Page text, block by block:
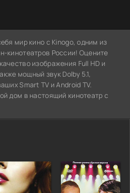
мир кино с Kinogo, одним из
кинотеатров России! Оцените
изображения Full HD и
мощный звук Dolby 5.1,
Smart TV и Android TV.
дом в настоящий кинотеатр с